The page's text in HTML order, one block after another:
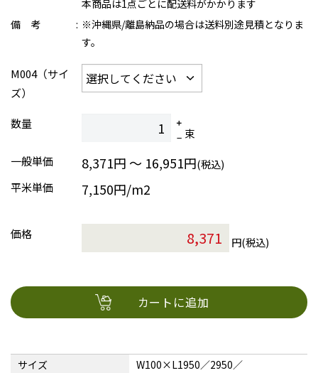
本商品は1点ごとに配送料がかかります
備 考
※沖縄県/離島納品の場合は送料別途見積となりま
す。
M004（サイ
ズ）
数量
束
一般単価
8,371円 ～ 16,951円(税込)
平米単価
7,150円/m2
価格
円(税込)
カートに追加
サイズ
W100×L1950／2950／